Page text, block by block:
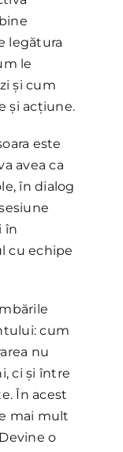
legătura
le
și cum
și acțiune.
este
avea ca
în dialog
în
cu echipe
cum
nu
ci și între
În acest
mai mult
o